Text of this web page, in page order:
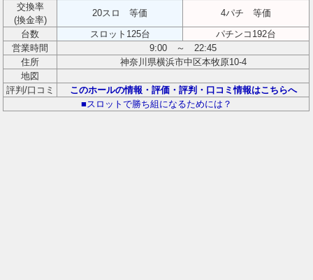
交換率
(換金率)
20スロ 等価
4パチ 等価
台数
スロット125台
パチンコ192台
営業時間
9:00 ～ 22:45
住所
神奈川県横浜市中区本牧原10-4
地図
評判/口コミ
このホールの情報・評価・評判・口コミ情報はこちらへ
■スロットで勝ち組になるためには？